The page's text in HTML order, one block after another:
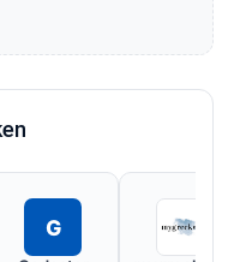
G